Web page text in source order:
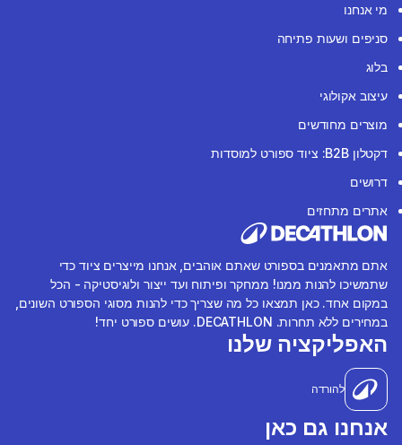
מי אנחנו
סניפים ושעות פתיחה
בלוג
עיצוב אקולוגי
מוצרים מחודשים
דקטלון B2B: ציוד ספורט למוסדות
דרושים
אתרים מתחזים
אתם מתאמנים בספורט שאתם אוהבים, אנחנו מייצרים ציוד כדי
שתמשיכו להנות ממנו! ממחקר ופיתוח ועד ייצור ולוגיסטיקה - הכל
במקום אחד. כאן תמצאו כל מה שצריך כדי להנות מסוגי הספורט השונים,
במחירים ללא תחרות. DECATHLON. עושים ספורט יחד!
האפליקציה שלנו
להורדה
אנחנו גם כאן